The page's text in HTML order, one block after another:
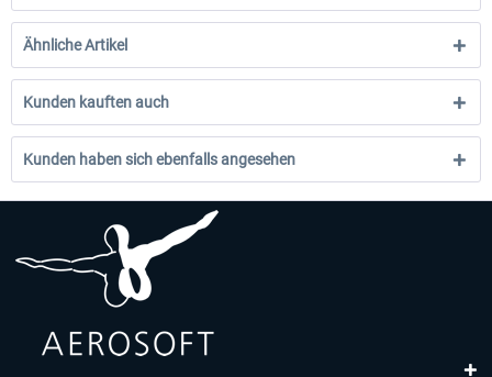
Ähnliche Artikel
Kunden kauften auch
Kunden haben sich ebenfalls angesehen